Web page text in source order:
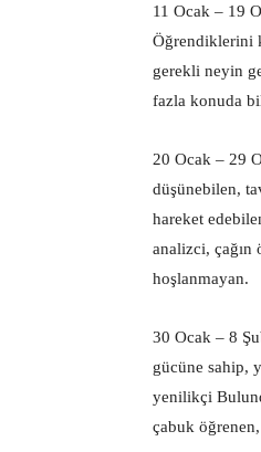
11 Ocak – 19
Öğrendiklerini
gerekli neyin
fazla konuda
20 Ocak – 29
düşünebilen,
hareket
analizci, çağın
hoşlanmayan.
30 Ocak – 8
gücüne sahip,
yenilikçi
çabuk